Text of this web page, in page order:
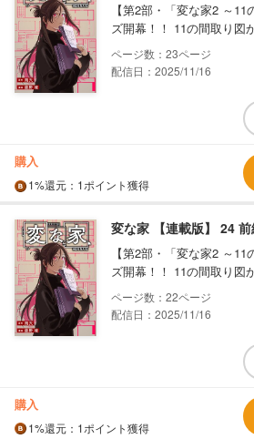
【第2部・「変な家2 ～
ズ開幕！！ 11の間取り図
23
配信日：2025/11/16
購入
1%還元 ：1ポイント獲得
変な家 【連載版】 24
【第2部・「変な家2 ～
ズ開幕！！ 11の間取り図
22
配信日：2025/11/16
購入
1%還元 ：1ポイント獲得